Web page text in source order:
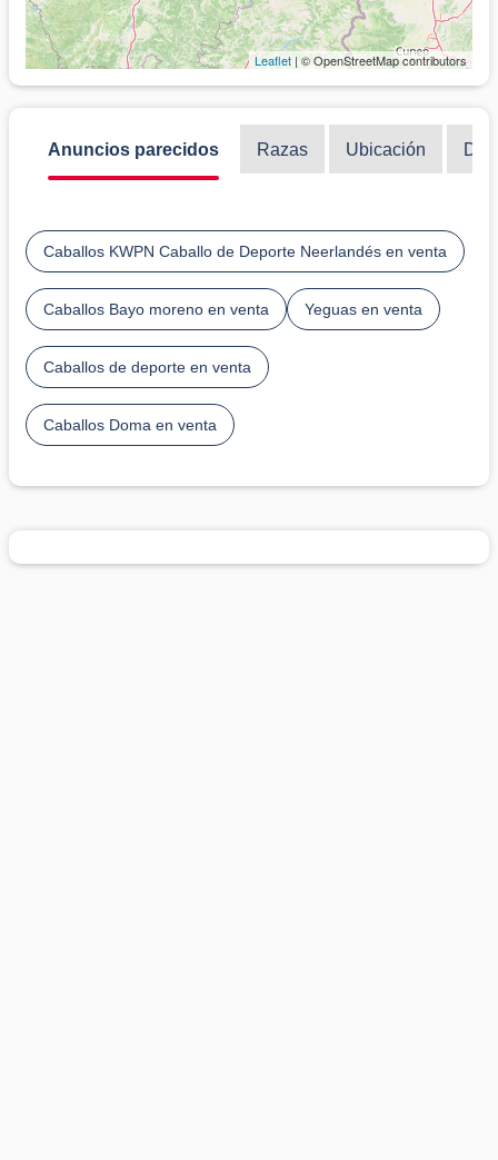
Leaflet | © OpenStreetMap contributors
Anuncios parecidos Razas Ubicación
Caballos KWPN Caballo de Deporte Neerlandés en venta
Caballos Bayo moreno en venta Yeguas en venta
Caballos de deporte en venta
Caballos Doma en venta